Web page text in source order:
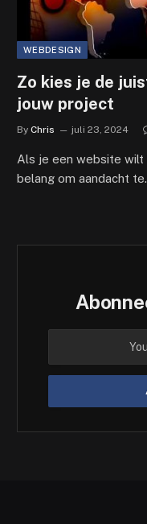
WEBDESIGN
Zo kies je de
jouw project
By Chris juli 23, 2024
Als je een website wilt
belang om aandacht